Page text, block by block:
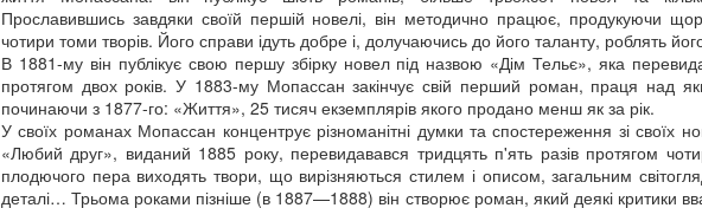
Прославившись завдяки своїй першій новелі, він методично працює, продукуючи
чотири томи творів. Його справи ідуть добре і, долучаючись до його таланту, роблять
В 1881-му він публікує свою першу збірку новел під назвою «Дім Тельє», яка
протягом двох років. У 1883-му Мопассан закінчує свій перший роман, праця над
починаючи з 1877-го: «Життя», 25 тисяч екземплярів якого продано менш як за рік.
У своїх романах Мопассан концентрує різноманітні думки та спостереження зі своїх
«Любий друг», виданий 1885 року, перевидавався тридцять п'ять разів протягом
плодючого пера виходять твори, що вирізняються стилем і описом, загальним
деталі… Трьома роками пізніше (в 1887—1888) він створює роман, який деякі критики
Автор: Відділ міського абонементу ТОУНБ, опубліковано3 weeks ago
0 Додати коментар